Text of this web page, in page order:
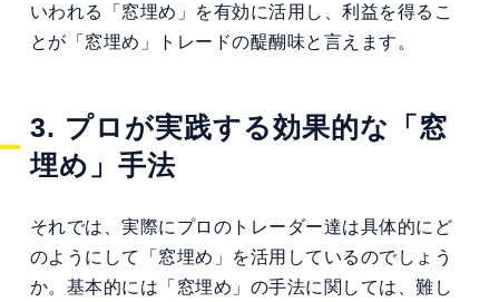
いわれる「窓埋め」を有効に活用し、利益を得るこ
とが「窓埋め」トレードの醍醐味と言えます。
3. プロが実践する効果的な「窓
埋め」手法
それでは、実際にプロのトレーダー達は具体的にど
のようにして「窓埋め」を活用しているのでしょう
か。基本的には「窓埋め」の手法に関しては、難し